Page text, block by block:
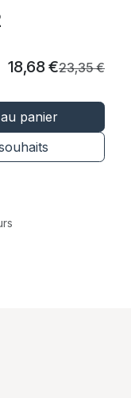
panier
18,68€23,35€